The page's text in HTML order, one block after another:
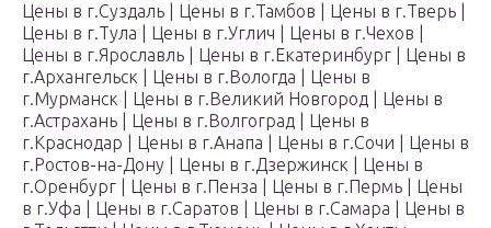
Цены в г.Суздаль | Цены в г.Тамбов | Цены в г.Тверь |
Цены в г.Тула | Цены в г.Углич | Цены в г.Чехов |
Цены в г.Ярославль | Цены в г.Екатеринбург | Цены в
г.Архангельск | Цены в г.Вологда | Цены в
г.Мурманск | Цены в г.Великий Новгород | Цены в
г.Астрахань | Цены в г.Волгоград | Цены в
г.Краснодар | Цены в г.Анапа | Цены в г.Сочи | Цены в
г.Ростов-на-Дону | Цены в г.Дзержинск | Цены в
г.Оренбург | Цены в г.Пенза | Цены в г.Пермь | Цены
в г.Уфа | Цены в г.Саратов | Цены в г.Самара | Цены в